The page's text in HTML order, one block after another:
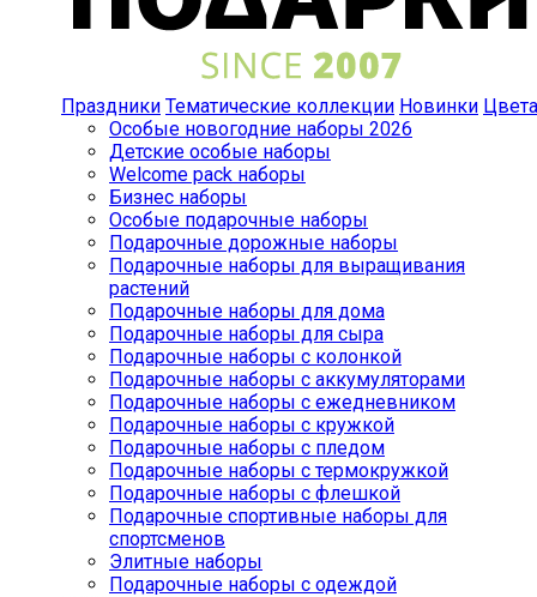
Праздники Тематические коллекции Новинки Цвета
Особые новогодние наборы 2026
Детские особые наборы
Welcome pack наборы
Бизнес наборы
Особые подарочные наборы
Подарочные дорожные наборы
Подарочные наборы для выращивания
растений
Подарочные наборы для дома
Подарочные наборы для сыра
Подарочные наборы с колонкой
Подарочные наборы с аккумуляторами
Подарочные наборы с ежедневником
Подарочные наборы с кружкой
Подарочные наборы с пледом
Подарочные наборы с термокружкой
Подарочные наборы с флешкой
Подарочные спортивные наборы для
спортсменов
Элитные наборы
Подарочные наборы с одеждой